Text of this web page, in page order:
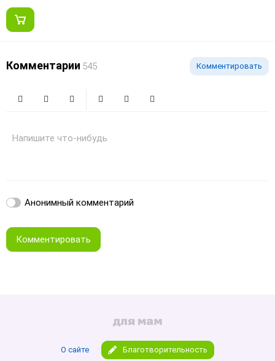
Комментарии 545 Комментировать
Напишите что-нибудь
Анонимный комментарий
Комментировать
О сайте Благотворительность